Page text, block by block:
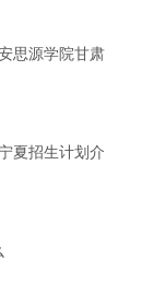
思源学院甘肃
夏招生计划介